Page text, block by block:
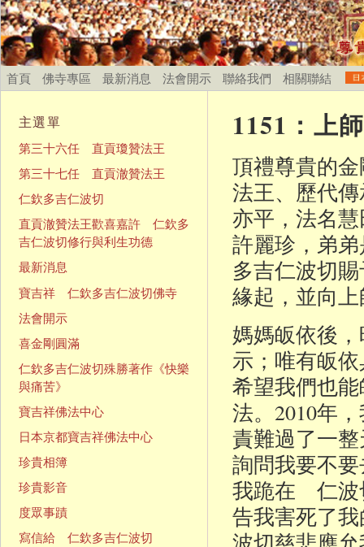
首頁 佛寺專區 最新消息 法會開示 聯絡我們 相關聯結
1151：上
頂禮尊貴的
法王、歷代
亦平，法名
許麗珍，弟
多吉仁波切
緣起，並向
媽媽皈依後
示；唯有皈
希望我們也
法。2010年
責難過了一
詢問我要不
我跪在 仁波
告我害死了
主選單
第三十六任 直貢瓊贊法王
第三十七任 直貢澈贊法王
仁欽多吉仁波切
直貢澈贊法王歡喜嘉許 仁欽多
吉仁波切修行與利生功德
最新消息
寶吉祥 仁欽多吉仁波切佛寺
法會開示
喜金剛圓滿
仁欽多吉仁波切殊勝著作《快樂
與痛苦》
寶吉祥佛法中心
日本京都寶吉祥佛法中心
珍貴相簿
珍貴影音
度眾事蹟
寫信給 仁欽多吉仁波切